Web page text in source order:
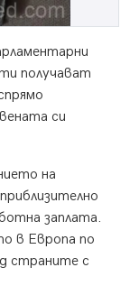
получават
си
на
заплата.
в Европа по
страните с